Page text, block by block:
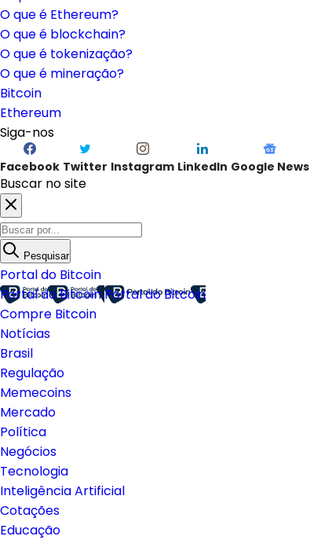
O que é Ethereum?
O que é blockchain?
O que é tokenização?
O que é mineração?
Bitcoin
Ethereum
Siga-nos
Facebook Twitter Instagram LinkedIn Google News
Buscar no site
Pesquisar
Portal do Bitcoin
Portal do BitcoinPortal do Bitcoin
Compre Bitcoin
Notícias
Brasil
Regulação
Memecoins
Mercado
Política
Negócios
Tecnologia
Inteligência Artificial
Cotações
Educação